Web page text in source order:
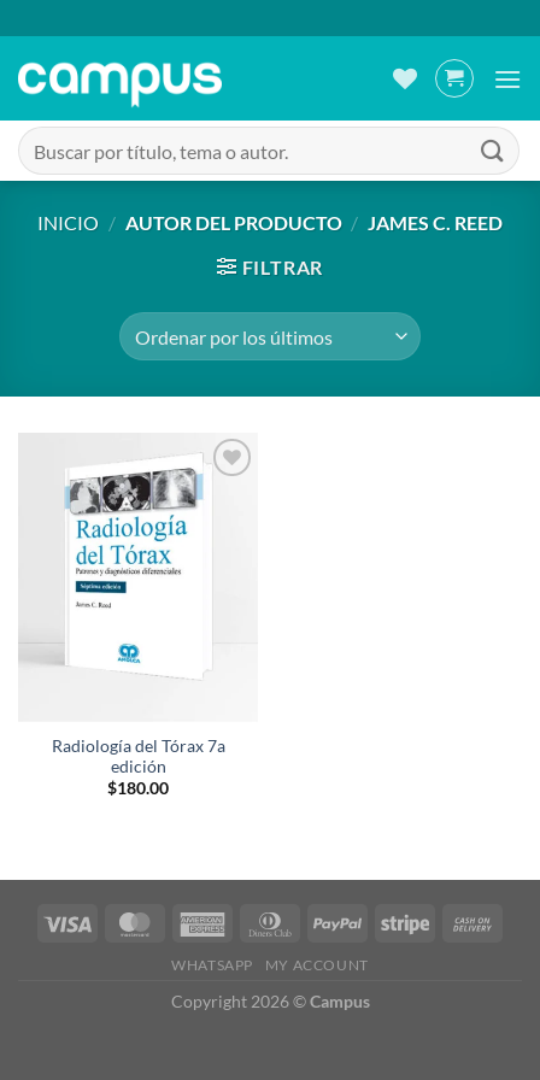
al
contenido
Buscar
por:
INICIO / AUTOR DEL PRODUCTO / JAMES C. REED
FILTRAR
Radiología del Tórax 7a
edición
$180.00
WHATSAPP MY ACCOUNT
Copyright 2026 ©Campus